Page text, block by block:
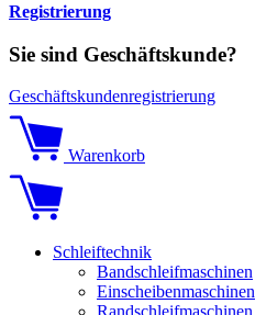
Registrierung
Sie sind Geschäftskunde?
Geschäftskundenregistrierung
Warenkorb
Schleiftechnik
Bandschleifmaschinen
Einscheibenmaschinen